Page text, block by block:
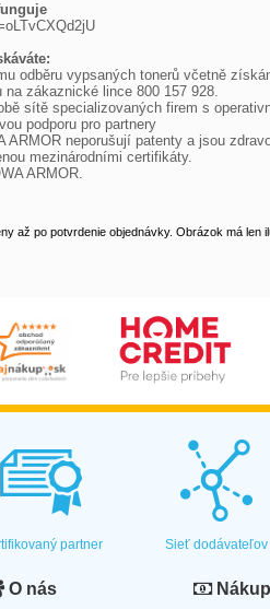
až po potvrdenie objednávky. Obrázok má len
partner Sieť dodávateľov
O nás